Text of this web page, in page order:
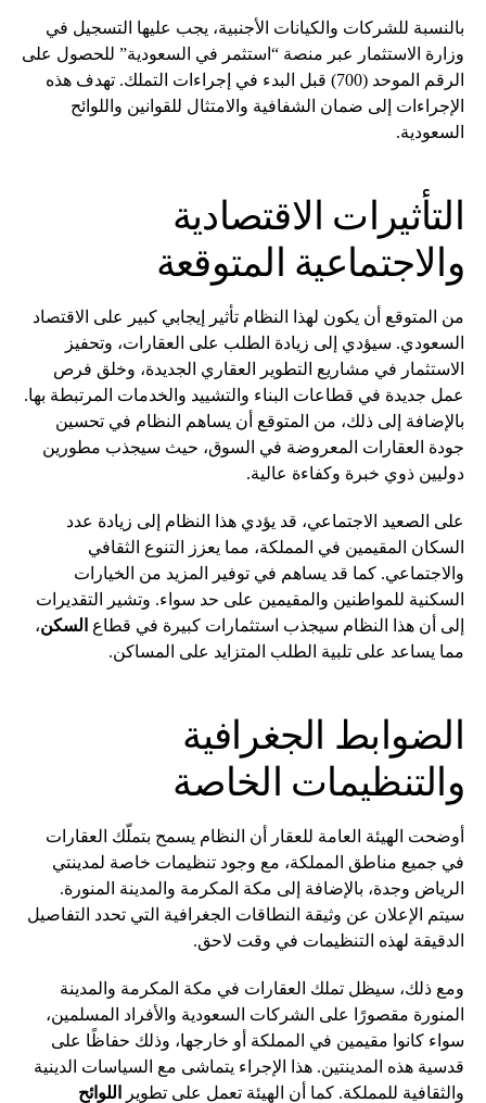
بالنسبة للشركات والكيانات الأجنبية، يجب عليها التسجيل في
وزارة الاستثمار عبر منصة “استثمر في السعودية” للحصول على
الرقم الموحد (700) قبل البدء في إجراءات التملك. تهدف هذه
الإجراءات إلى ضمان الشفافية والامتثال للقوانين واللوائح
السعودية.
التأثيرات الاقتصادية
والاجتماعية المتوقعة
من المتوقع أن يكون لهذا النظام تأثير إيجابي كبير على الاقتصاد
السعودي. سيؤدي إلى زيادة الطلب على العقارات، وتحفيز
الاستثمار في مشاريع التطوير العقاري الجديدة، وخلق فرص
عمل جديدة في قطاعات البناء والتشييد والخدمات المرتبطة بها.
بالإضافة إلى ذلك، من المتوقع أن يساهم النظام في تحسين
جودة العقارات المعروضة في السوق، حيث سيجذب مطورين
دوليين ذوي خبرة وكفاءة عالية.
على الصعيد الاجتماعي، قد يؤدي هذا النظام إلى زيادة عدد
السكان المقيمين في المملكة، مما يعزز التنوع الثقافي
والاجتماعي. كما قد يساهم في توفير المزيد من الخيارات
السكنية للمواطنين والمقيمين على حد سواء. وتشير التقديرات
إلى أن هذا النظام سيجذب استثمارات كبيرة في قطاع السكن،
مما يساعد على تلبية الطلب المتزايد على المساكن.
الضوابط الجغرافية
والتنظيمات الخاصة
أوضحت الهيئة العامة للعقار أن النظام يسمح بتملّك العقارات
في جميع مناطق المملكة، مع وجود تنظيمات خاصة لمدينتي
الرياض وجدة، بالإضافة إلى مكة المكرمة والمدينة المنورة.
سيتم الإعلان عن وثيقة النطاقات الجغرافية التي تحدد التفاصيل
الدقيقة لهذه التنظيمات في وقت لاحق.
ومع ذلك، سيظل تملك العقارات في مكة المكرمة والمدينة
المنورة مقصورًا على الشركات السعودية والأفراد المسلمين،
سواء كانوا مقيمين في المملكة أو خارجها، وذلك حفاظًا على
قدسية هذه المدينتين. هذا الإجراء يتماشى مع السياسات الدينية
والثقافية للمملكة. كما أن الهيئة تعمل على تطوير
اللوائح